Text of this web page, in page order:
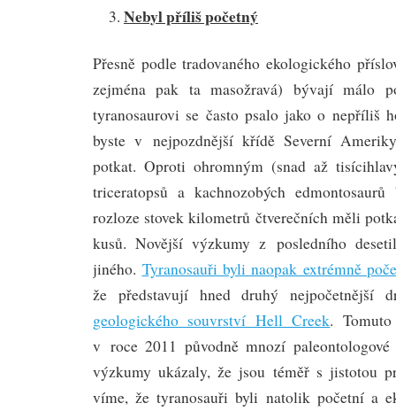
Nebyl příliš početný
Přesně podle tradovaného ekologického
zejména pak ta masožravá) bývají málo
tyranosaurovi se často psalo jako o nepříliš
byste v nejpozdnější křídě Severní
potkat. Oproti ohromným (snad až
triceratopsů a kachnozobých
rozloze stovek kilometrů čtverečních měli
kusů. Novější výzkumy z posledního
jiného. Tyranosauři byli naopak extrémně
že představují hned druhý nejpočetnější
geologického souvrství Hell Creek.
v roce 2011 původně mnozí
výzkumy ukázaly, že jsou téměř s jistotou
víme, že tyranosauři byli natolik početní a